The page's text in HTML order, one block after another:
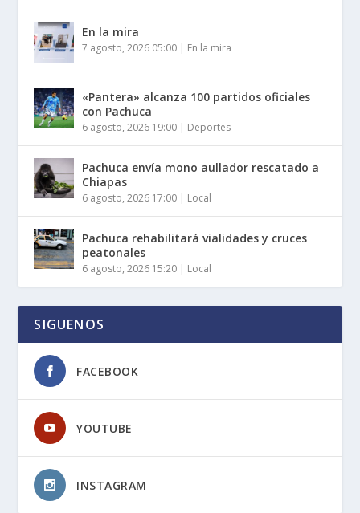
En la mira
7 agosto, 2026 05:00 En la mira
«Pantera» alcanza 100 partidos oficiales
con Pachuca
6 agosto, 2026 19:00 Deportes
Pachuca envía mono aullador rescatado a
Chiapas
6 agosto, 2026 17:00 Local
Pachuca rehabilitará vialidades y cruces
peatonales
6 agosto, 2026 15:20 Local
SIGUENOS
FACEBOOK
YOUTUBE
INSTAGRAM